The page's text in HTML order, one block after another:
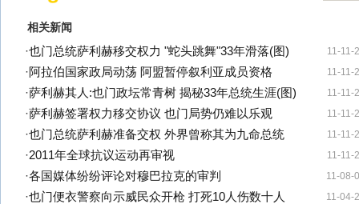
相关新闻
11-11-
·也门总统萨利赫移交权力 "蛇头跳舞"33年滑落(图)
11-11-
·阿拉伯国家政局动荡 阿盟暂停叙利亚成员资格
11-11-
·萨利赫其人:也门政坛常青树 揭秘33年总统生涯(图)
11-11-
·萨利赫签署权力移交协议 也门局势仍难以乐观
11-11-
·也门总统萨利赫准备交权 外界曾称其为九命总统
11-11-
·2011年全球抗议运动再审视
11-08-
·各国媒体纷纷评论对穆巴拉克的审判
11-04-
·也门便衣警察向示威民众开枪 打死10人伤数十人